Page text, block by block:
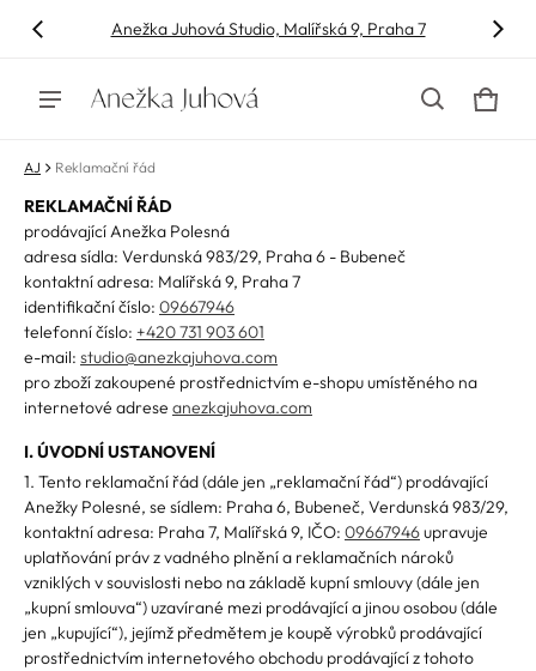
Anežka Juhová Studio, Malířská 9, Praha 7
Košík
0
AJ Reklamační řád
REKLAMAČNÍ ŘÁD
prodávající Anežka Polesná
adresa sídla: Verdunská 983/29, Praha 6 - Bubeneč
kontaktní adresa: Malířská 9, Praha 7
identifikační číslo: 09667946
telefonní číslo: +420 731 903 601
e-mail: studio@anezkajuhova.com
pro zboží zakoupené prostřednictvím e-shopu umístěného na
internetové adrese anezkajuhova.com
I. ÚVODNÍ USTANOVENÍ
1. Tento reklamační řád (dále jen „reklamační řád“) prodávající
Anežky Polesné, se sídlem: Praha 6, Bubeneč, Verdunská 983/29,
kontaktní adresa: Praha 7, Malířská 9, IČO: 09667946upravuje
uplatňování práv z vadného plnění a reklamačních nároků
vzniklých v souvislosti nebo na základě kupní smlouvy (dále jen
„kupní smlouva“) uzavírané mezi prodávající a jinou osobou (dále
jen „kupující“), jejímž předmětem je koupě výrobků prodávající
prostřednictvím internetového obchodu prodávající z tohoto